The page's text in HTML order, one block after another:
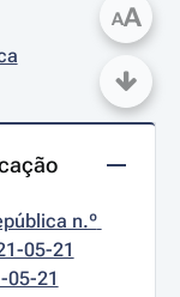
n.º
05-21
05-21
AA